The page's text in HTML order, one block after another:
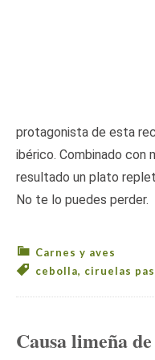
protagonista de esta
ibérico. Combinado con
resultado un plato
No te lo puedes perder.
Carnes y aves
cebolla, ciruelas
Causa limeña